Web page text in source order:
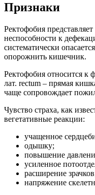
Признаки
Ректофобия
неспособности к
систематически
опорожнить кишечник.
Ректофобия относится к
лат. rectum – прямая
чаще сопровождает
Чувство страха, как
вегетативные реакции:
учащенное
одышку;
повышение
усиленное
расширение
напряжение